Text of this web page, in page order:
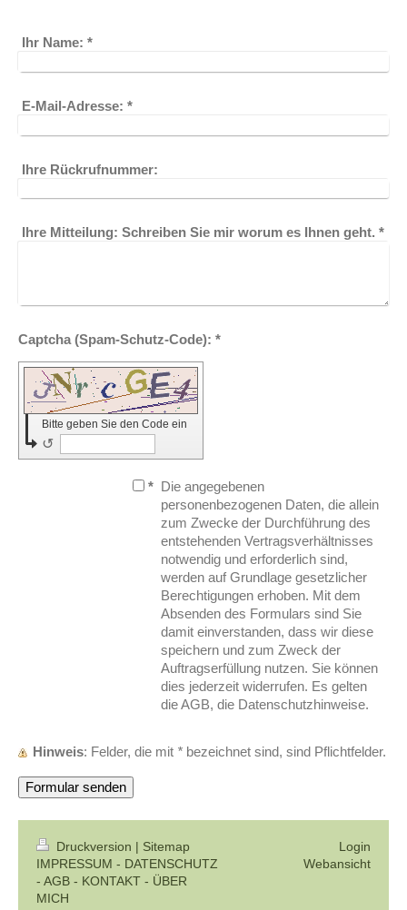
Ihr Name: *
E-Mail-Adresse: *
Ihre Rückrufnummer:
Ihre Mitteilung: Schreiben Sie mir worum es Ihnen geht. *
Captcha (Spam-Schutz-Code): *
Bitte geben Sie den Code ein
↺
* Die angegebenen
personenbezogenen Daten, die allein
zum Zwecke der Durchführung des
entstehenden Vertragsverhältnisses
notwendig und erforderlich sind,
werden auf Grundlage gesetzlicher
Berechtigungen erhoben. Mit dem
Absenden des Formulars sind Sie
damit einverstanden, dass wir diese
speichern und zum Zweck der
Auftragserfüllung nutzen. Sie können
dies jederzeit widerrufen. Es gelten
die AGB, die Datenschutzhinweise.
Hinweis : Felder, die mit * bezeichnet sind, sind Pflichtfelder.
Druckversion | Sitemap
IMPRESSUM - DATENSCHUTZ
- AGB - KONTAKT - ÜBER
MICH
Login
Webansicht